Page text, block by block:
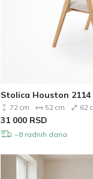
Stolica Houston 2114
72 cm 52 cm 62
31 000 RSD
~8 radnih dana